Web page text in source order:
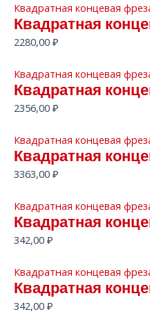
Квадратная концевая
Квадратная
2280,00 ₽
Квадратная концевая
Квадратная
2356,00 ₽
Квадратная концевая
Квадратная
3363,00 ₽
Квадратная концевая
Квадратная
342,00 ₽
Квадратная концевая
Квадратная
342,00 ₽